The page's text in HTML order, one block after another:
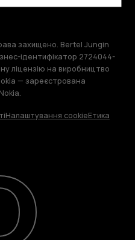
захищено. Bertel Jungin
ідентифікатор 2724044-
ліцензію на виробництво
— зареєстрована
Налаштування cookieЕтика